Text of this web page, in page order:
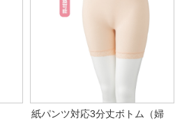
紙パンツ対応3分丈ボトム（婦